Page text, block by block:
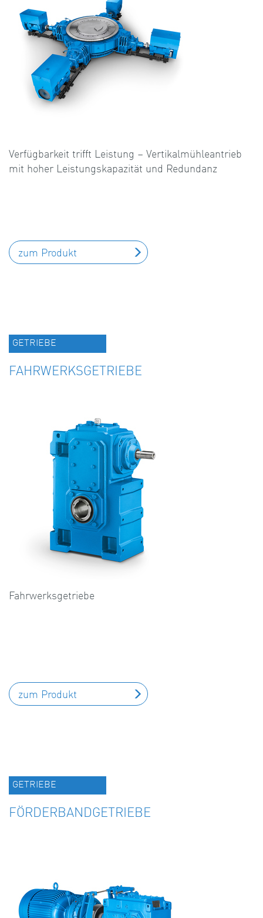
Verfügbarkeit trifft Leistung – Vertikalmühleantrieb
mit hoher Leistungskapazität und Redundanz
zum Produkt
GETRIEBE
FAHRWERKSGETRIEBE
Fahrwerksgetriebe
zum Produkt
GETRIEBE
FÖRDERBANDGETRIEBE